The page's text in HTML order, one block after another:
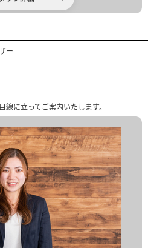
ー
線に立ってご案内いたします。